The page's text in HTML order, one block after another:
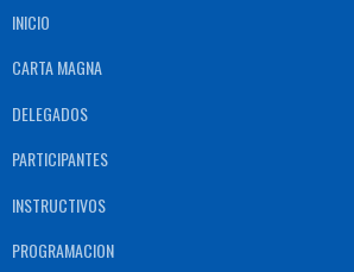
INICIO
CARTA MAGNA
DELEGADOS
PARTICIPANTES
INSTRUCTIVOS
PROGRAMACION